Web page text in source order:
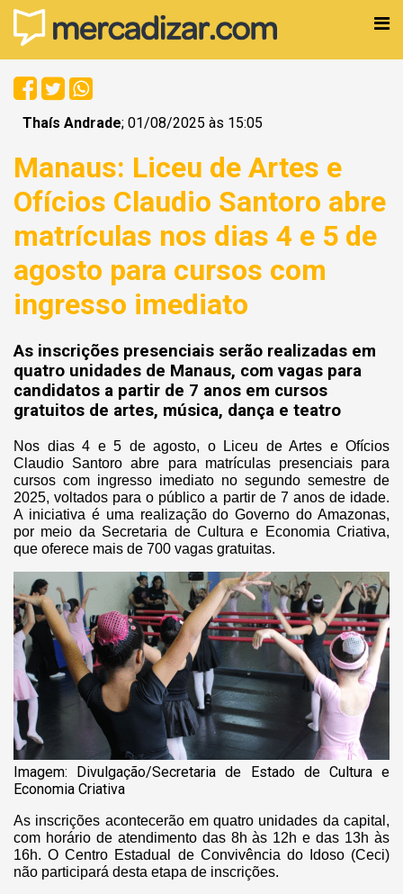
Thaís Andrade; 01/08/2025 às 15:05
Manaus: Liceu de Artes e
Ofícios Claudio Santoro abre
matrículas nos dias 4 e 5 de
agosto para cursos com
ingresso imediato
As inscrições presenciais serão realizadas em
quatro unidades de Manaus, com vagas para
candidatos a partir de 7 anos em cursos
gratuitos de artes, música, dança e teatro
Nos dias 4 e 5 de agosto, o Liceu de Artes e Ofícios
Claudio Santoro abre para matrículas presenciais para
cursos com ingresso imediato no segundo semestre de
2025, voltados para o público a partir de 7 anos de idade.
A iniciativa é uma realização do Governo do Amazonas,
por meio da Secretaria de Cultura e Economia Criativa,
que oferece mais de 700 vagas gratuitas.
Imagem: Divulgação/Secretaria de Estado de Cultura e
Economia Criativa
As inscrições acontecerão em quatro unidades da capital,
com horário de atendimento das 8h às 12h e das 13h às
16h. O Centro Estadual de Convivência do Idoso (Ceci)
não participará desta etapa de inscrições.